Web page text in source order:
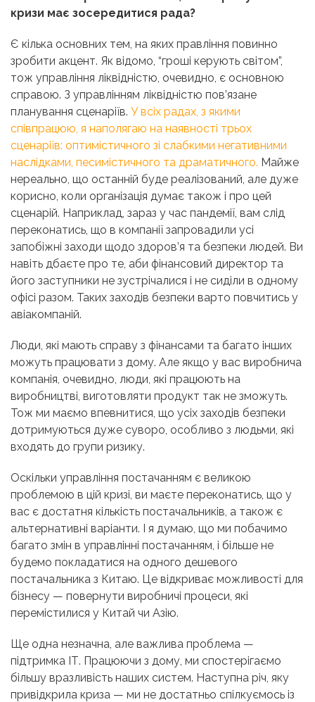
кризи має зосередитися рада?
Є кілька основних тем, на яких правління повинно
зробити акцент. Як відомо, “гроші керують світом”,
тож управління ліквідністю, очевидно, є основною
справою. З управлінням ліквідністю пов’язане
планування сценаріїв. У всіх радах, з якими
співпрацюю, я наполягаю на наявності трьох
сценаріїв: оптимістичного зі слабкими негативними
наслідками, песимістичного та драматичного. Майже
нереально, що останній буде реалізований, але дуже
корисно, коли організація думає також і про цей
сценарій. Наприклад, зараз у час пандемії, вам слід
переконатись, що в компанії запровадили усі
запобіжні заходи щодо здоров’я та безпеки людей. Ви
навіть дбаєте про те, аби фінансовий директор та
його заступники не зустрічалися і не сиділи в одному
офісі разом. Таких заходів безпеки варто повчитись у
авіакомпаній.
Люди, які мають справу з фінансами та багато інших
можуть працювати з дому. Але якщо у вас виробнича
компанія, очевидно, люди, які працюють на
виробництві, виготовляти продукт так не зможуть.
Тож ми маємо впевнитися, що усіх заходів безпеки
дотримуються дуже суворо, особливо з людьми, які
входять до групи ризику.
Оскільки управління постачанням є великою
проблемою в цій кризі, ви маєте переконатись, що у
вас є достатня кількість постачальників, а також є
альтернативні варіанти. І я думаю, що ми побачимо
багато змін в управлінні постачанням, і більше не
будемо покладатися на одного дешевого
постачальника з Китаю. Це відкриває можливості для
бізнесу — повернути виробничі процеси, які
перемістилися у Китай чи Азію.
Ще одна незначна, але важлива проблема —
підтримка ІТ. Працюючи з дому, ми спостерігаємо
більшу вразливість наших систем. Наступна річ, яку
привідкрила криза — ми не достатньо спілкуємось із